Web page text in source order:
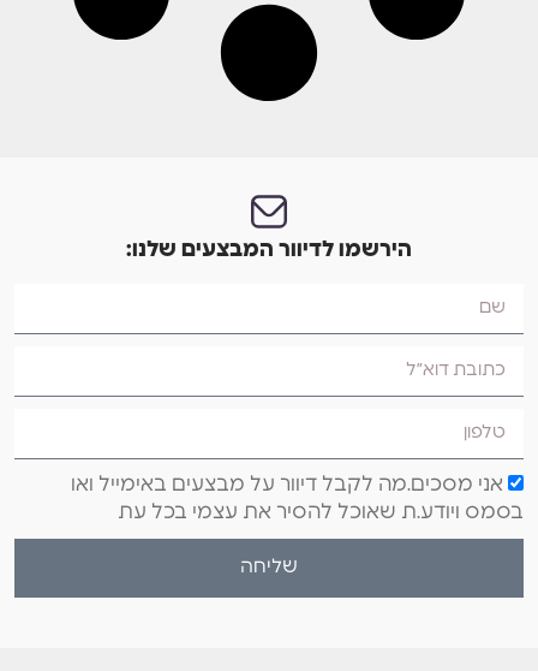
הירשמו לדיוור המבצעים שלנו:
אני מסכים.מה לקבל דיוור על מבצעים באימייל ואו
בסמס ויודע.ת שאוכל להסיר את עצמי בכל עת
שליחה